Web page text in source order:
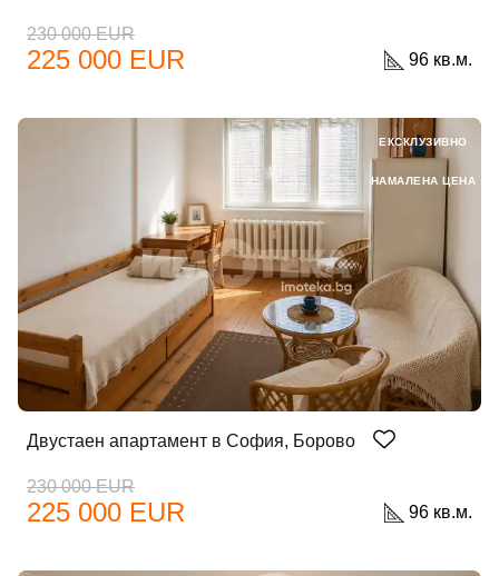
230 000 EUR
225 000 EUR 96 кв.м.
Двустаен апартамент в София, Борово
230 000 EUR
225 000 EUR 96 кв.м.
ЕКСКЛУЗИВНО
НАМАЛЕНА ЦЕНА